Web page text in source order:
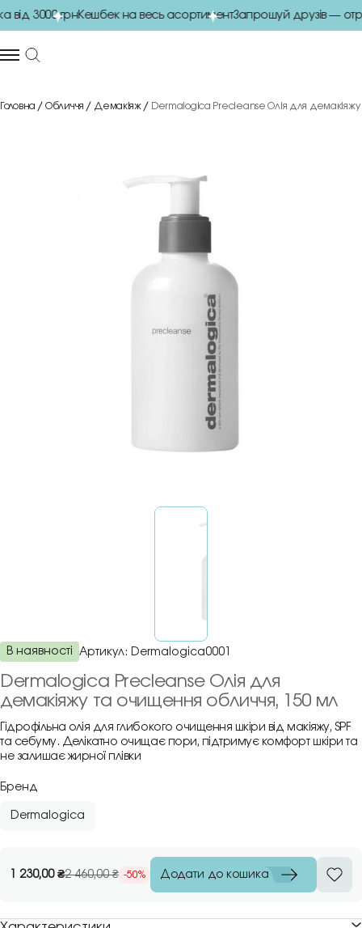
3000 грнКешбек на весь асортиментЗапрошуй друзів —
Головна Обличчя Демакіяж Dermalogica Precleanse Олія для
В наявності Артикул: Dermalogica0001
Dermalogica Precleanse Олія для
демакіяжу та очищення обличчя, 150 мл
Гідрофільна олія для глибокого очищення шкіри від макіяжу, SPF
та себуму. Делікатно очищає пори, підтримує комфорт шкіри та
не залишає жирної плівки
Бренд
Dermalogica
1 230,00₴2 460,00₴ -50% Додати до кошика